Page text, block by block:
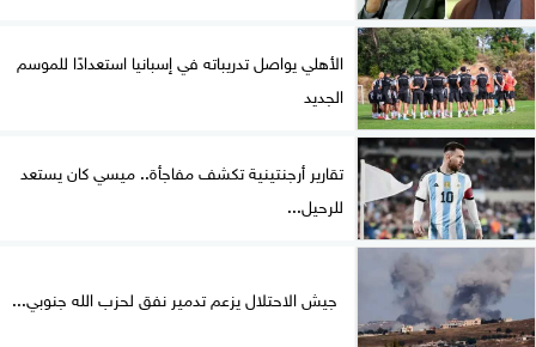
الأهلي يواصل تدريباته في إسبانيا استعدادًا للموسم
الجديد
تقارير أرجنتينية تكشف مفاجأة.. ميسي كان يستعد
للرحيل...
جيش الاحتلال يزعم تدمير نفق لحزب الله جنوبي...